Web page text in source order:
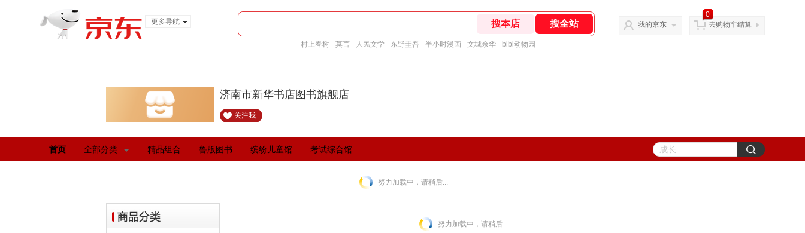
更多导航
村上春树 莫言 人民文学 东野圭吾 半小时漫画 文城余华 bibi动物园
我的京东
0
去购物车结算
济南市新华书店图书旗舰店
关注我
首页 全部分类 精品组合 鲁版图书 缤纷儿童馆 考试综合馆
努力加载中，请稍后...
努力加载中，请稍后...